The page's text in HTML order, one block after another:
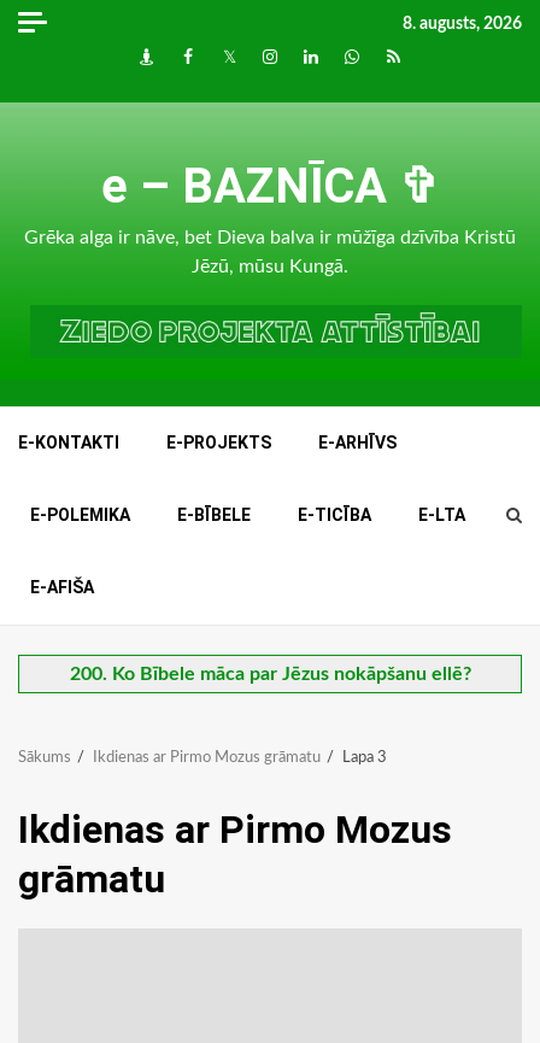
Skip
8. augusts, 2026
DraugiemFacebook
TwitterInstagram
LinkedInwhatsapp
RSS
e – BAZNĪCA ✞
Grēka alga ir nāve, bet Dieva balva ir mūžīga dzīvība Kristū
Jēzū, mūsu Kungā.
E-KONTAKTI E-PROJEKTS E-ARHĪVS
E-POLEMIKA E-BĪBELE E-TICĪBA E-LTA
E-AFIŠA
200. Ko Bībele māca par Jēzus nokāpšanu ellē?
Sākums Ikdienas ar Pirmo Mozus grāmatu Lapa 3
Ikdienas ar Pirmo Mozus
grāmatu